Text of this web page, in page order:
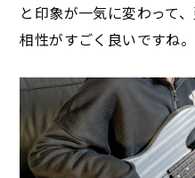
と印象が一気に変わって
相性がすごく良いですね。